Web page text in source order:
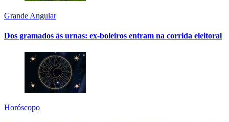
Grande Angular
Dos gramados às urnas: ex-boleiros entram na corrida eleitoral
Horóscopo